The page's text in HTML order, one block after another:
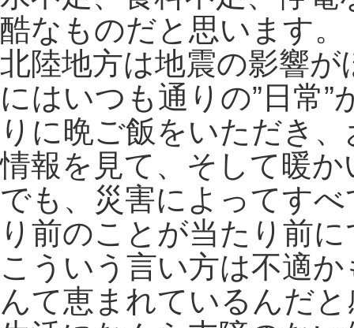
酷なものだと思います。
北陸地方は地震の影響
にはいつも通りの”日常
りに晩ご飯をいただき
情報を見て、そして暖
でも、災害によってす
り前のことが当たり前
こういう言い方は不適
んて恵まれているんだ